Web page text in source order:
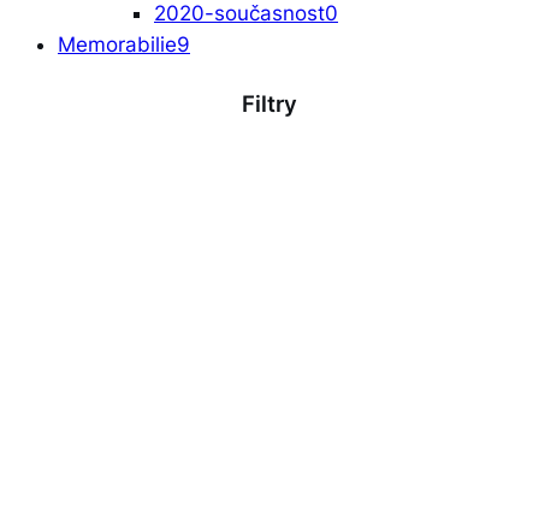
2020-současnost0
Memorabilie9
Filtry